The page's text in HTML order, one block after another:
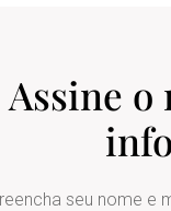
Assine o
seu nome e